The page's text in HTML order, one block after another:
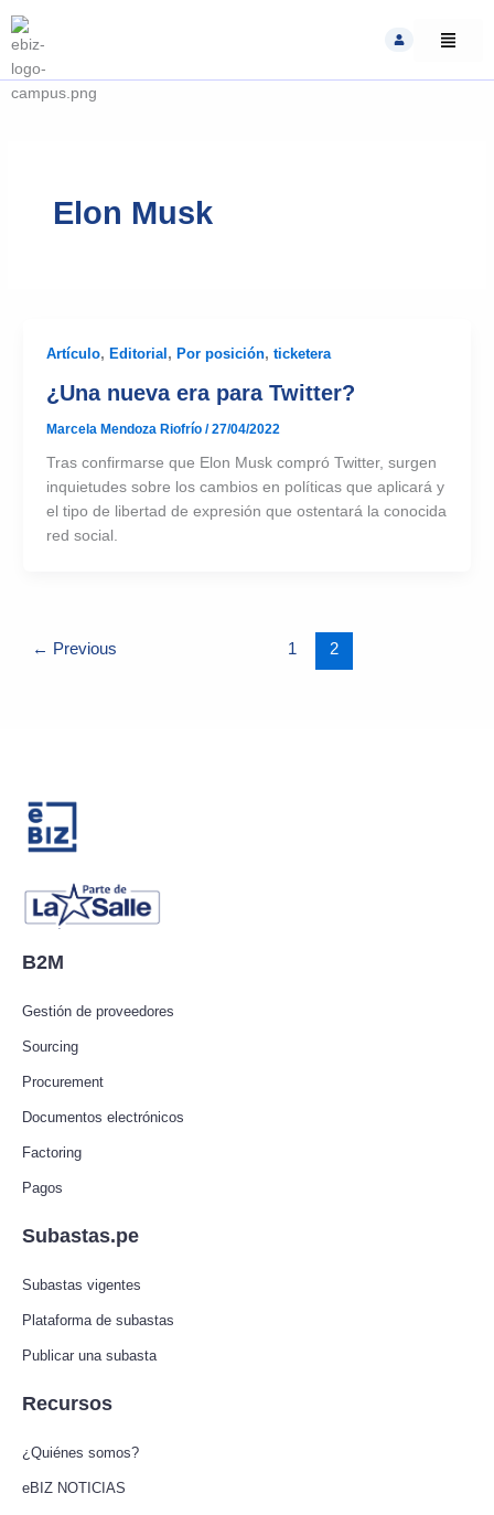
to
content
Elon Musk
Artículo, Editorial, Por posición, ticketera
¿Una nueva era para Twitter?
Marcela Mendoza Riofrío /27/04/2022
Tras confirmarse que Elon Musk compró Twitter, surgen
inquietudes sobre los cambios en políticas que aplicará y
el tipo de libertad de expresión que ostentará la conocida
red social.
← Previous 1 2
B2M
Gestión de proveedores
Sourcing
Procurement
Documentos electrónicos
Factoring
Pagos
Subastas.pe
Subastas vigentes
Plataforma de subastas
Publicar una subasta
Recursos
¿Quiénes somos?
eBIZ NOTICIAS